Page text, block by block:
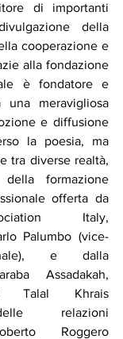
di importanti
della
cooperazione e
alla fondazione
è fondatore e
una meravigliosa
e diffusione
la poesia, ma
tra diverse realtà,
formazione
offerta da
Italy,
Palumbo (vice-
e dalla
Assadakah,
Talal Khrais
relazioni
Roggero